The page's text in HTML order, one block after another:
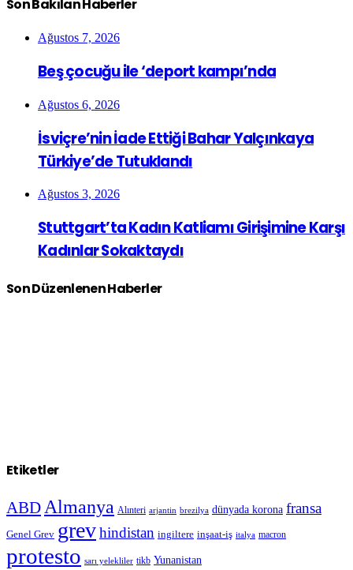
Son Bakılan Haberler
Ağustos 7, 2026
Beş çocuğu ile ‘deport kampı’nda
Ağustos 6, 2026
İsviçre’nin İade Ettiği Bahar Yalçınkaya
Türkiye’de Tutuklandı
Ağustos 3, 2026
Stuttgart’ta Kadın Katliamı Girişimine Karşı
Kadınlar Sokaktaydı
Son Düzenlenen Haberler
Etiketler
ABD Almanya Alınteri arjantin brezilya dünyada korona fransa
Genel Grev grevhindistan ingiltere inşaat-iş italya macron
protesto sarı yelekliler tikb Yunanistan